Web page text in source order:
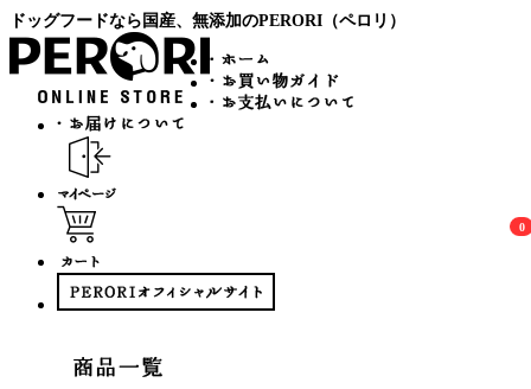
ドッグフードなら国産、無添加のPERORI（ペロリ）
0